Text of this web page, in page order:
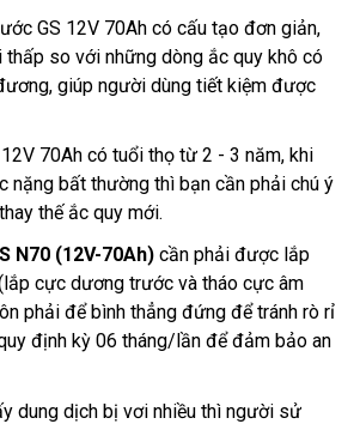
GS 12V 70Ah có cấu tạo đơn giản,
so với những dòng ắc quy khô có
giúp người dùng tiết kiệm được
70Ah có tuổi thọ từ 2 - 3 năm, khi
nặng bất thường thì bạn cần phải chú ý
thế ắc quy mới.
N70 (12V-70Ah) cần phải được lắp
cực dương trước và tháo cực âm
phải để bình thẳng đứng để tránh rò rỉ
định kỳ 06 tháng/lần để đảm bảo an
dung dịch bị vơi nhiều thì người sử